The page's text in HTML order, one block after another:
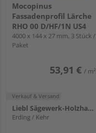
Mocopinus
Fassadenprofil Lärche
RHO 00 D/HF/1N US4
4000 x 144 x 27 mm, 3 Stück /
Paket
53,91 € / m²
Verkauf & Versand
Liebl Sägewerk-Holzhandlung KG
Erding / Kehr